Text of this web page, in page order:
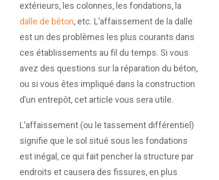
extérieurs, les colonnes, les fondations, la
dalle de béton, etc. L’affaissement de la dalle
est un des problèmes les plus courants dans
ces établissements au fil du temps. Si vous
avez des questions sur la réparation du béton,
ou si vous êtes impliqué dans la construction
d’un entrepôt, cet article vous sera utile.
L’affaissement (ou le tassement différentiel)
signifie que le sol situé sous les fondations
est inégal, ce qui fait pencher la structure par
endroits et causera des fissures, en plus